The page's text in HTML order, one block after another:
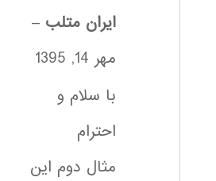
ایران متلب –
مهر 14, 1395
با سلام و
احترام
مثال دوم این